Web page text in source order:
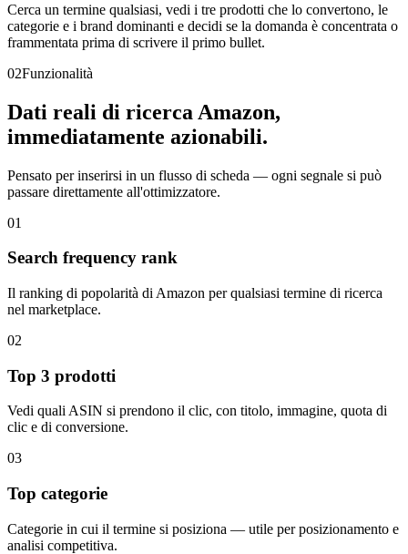
Cerca un termine qualsiasi, vedi i tre prodotti che lo convertono, le
categorie e i brand dominanti e decidi se la domanda è concentrata o
frammentata prima di scrivere il primo bullet.
02Funzionalità
Dati reali di ricerca Amazon,
immediatamente azionabili.
Pensato per inserirsi in un flusso di scheda — ogni segnale si può
passare direttamente all'ottimizzatore.
01
Search frequency rank
Il ranking di popolarità di Amazon per qualsiasi termine di ricerca
nel marketplace.
02
Top 3 prodotti
Vedi quali ASIN si prendono il clic, con titolo, immagine, quota di
clic e di conversione.
03
Top categorie
Categorie in cui il termine si posiziona — utile per posizionamento e
analisi competitiva.